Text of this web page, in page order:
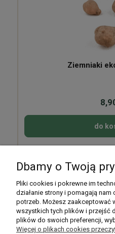
Ziemniaki
do
Moje
Płatności
Dbamy o Twoją
Pliki cookies i pokrewne im
działanie strony i pomagają
potrzeb. Możesz zaakceptować
wszystkich tych plików i przejść
plików do swoich preferencji,
Więcej o plikach cookies